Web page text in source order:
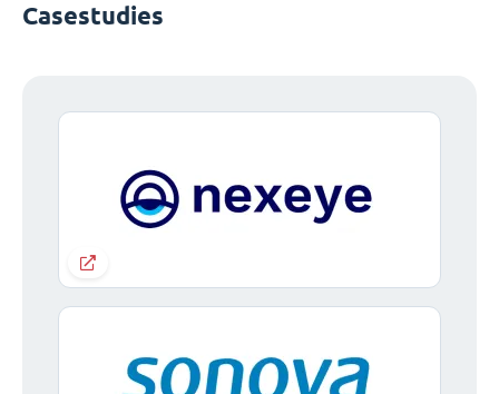
Casestudies